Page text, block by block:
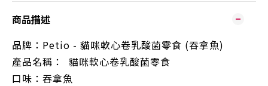
商品描述
品牌： Petio - 貓咪軟心卷乳酸菌零食 (吞拿魚)
產品名稱：
貓咪軟心卷乳酸菌零食
口味：吞拿魚